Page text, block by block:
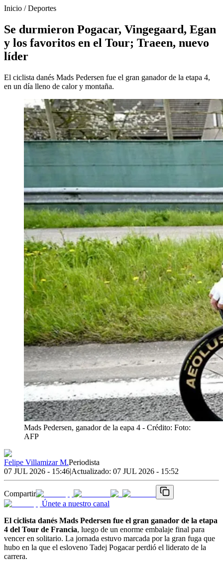
Inicio /Deportes
Se durmieron Pogacar, Vingegaard, Egan
y los favoritos en el Tour; Traeen, nuevo
líder
El ciclista danés Mads Pedersen fue el gran ganador de la etapa 4,
en un día lleno de calor y montaña.
Mads Pedersen, ganador de la eapa 4 - Crédito: Foto:
AFP
Felipe Villamizar M.Periodista
07 JUL 2026 - 15:46|Actualizado: 07 JUL 2026 - 15:52
Compartir
Únete a nuestro canal
El ciclista danés Mads Pedersen fue el gran ganador de la etapa
4 del Tour de Francia, luego de un enorme embalaje final para
vencer en solitario. La jornada estuvo marcada por la gran fuga que
hubo en la que el esloveno Tadej Pogacar perdió el liderato de la
carrera.